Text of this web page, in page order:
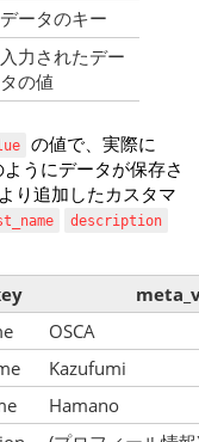
データのキー
入力されたデー
タの値
の値で、実際に
うにデータが保存さ
り追加したカスタマ
description
OSCA
Kazufumi
Hamano